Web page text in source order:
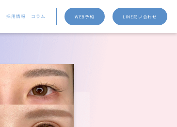
採用情報 コラム WEB予約 LINE問い合わせ